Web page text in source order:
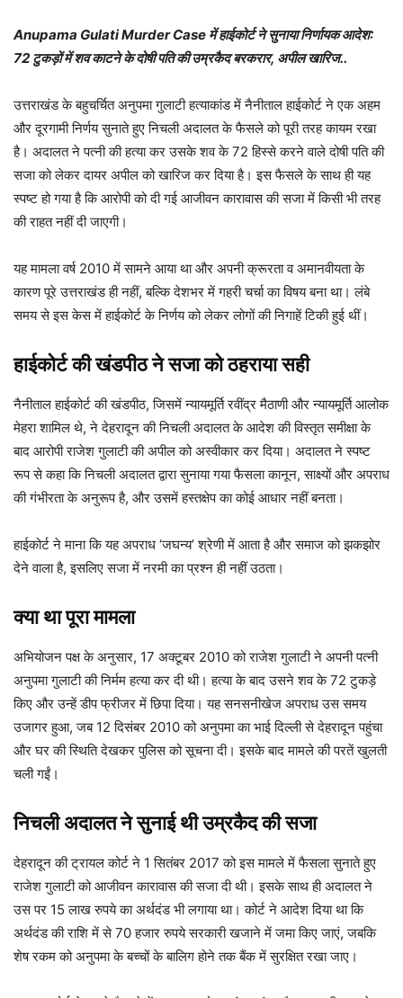
Anupama Gulati Murder Case में हाईकोर्ट ने सुनाया निर्णायक आदेश:
72 टुकड़ों में शव काटने के दोषी पति की उम्रकैद बरकरार, अपील खारिज..
उत्तराखंड के बहुचर्चित अनुपमा गुलाटी हत्याकांड में नैनीताल हाईकोर्ट ने एक अहम
और दूरगामी निर्णय सुनाते हुए निचली अदालत के फैसले को पूरी तरह कायम रखा
है। अदालत ने पत्नी की हत्या कर उसके शव के 72 हिस्से करने वाले दोषी पति की
सजा को लेकर दायर अपील को खारिज कर दिया है। इस फैसले के साथ ही यह
स्पष्ट हो गया है कि आरोपी को दी गई आजीवन कारावास की सजा में किसी भी तरह
की राहत नहीं दी जाएगी।
यह मामला वर्ष 2010 में सामने आया था और अपनी क्रूरता व अमानवीयता के
कारण पूरे उत्तराखंड ही नहीं, बल्कि देशभर में गहरी चर्चा का विषय बना था। लंबे
समय से इस केस में हाईकोर्ट के निर्णय को लेकर लोगों की निगाहें टिकी हुई थीं।
हाईकोर्ट की खंडपीठ ने सजा को ठहराया सही
नैनीताल हाईकोर्ट की खंडपीठ, जिसमें न्यायमूर्ति रवींद्र मैठाणी और न्यायमूर्ति आलोक
मेहरा शामिल थे, ने देहरादून की निचली अदालत के आदेश की विस्तृत समीक्षा के
बाद आरोपी राजेश गुलाटी की अपील को अस्वीकार कर दिया। अदालत ने स्पष्ट
रूप से कहा कि निचली अदालत द्वारा सुनाया गया फैसला कानून, साक्ष्यों और अपराध
की गंभीरता के अनुरूप है, और उसमें हस्तक्षेप का कोई आधार नहीं बनता।
हाईकोर्ट ने माना कि यह अपराध ‘जघन्य’ श्रेणी में आता है और समाज को झकझोर
देने वाला है, इसलिए सजा में नरमी का प्रश्न ही नहीं उठता।
क्या था पूरा मामला
अभियोजन पक्ष के अनुसार, 17 अक्टूबर 2010 को राजेश गुलाटी ने अपनी पत्नी
अनुपमा गुलाटी की निर्मम हत्या कर दी थी। हत्या के बाद उसने शव के 72 टुकड़े
किए और उन्हें डीप फ्रीजर में छिपा दिया। यह सनसनीखेज अपराध उस समय
उजागर हुआ, जब 12 दिसंबर 2010 को अनुपमा का भाई दिल्ली से देहरादून पहुंचा
और घर की स्थिति देखकर पुलिस को सूचना दी। इसके बाद मामले की परतें खुलती
चली गईं।
निचली अदालत ने सुनाई थी उम्रकैद की सजा
देहरादून की ट्रायल कोर्ट ने 1 सितंबर 2017 को इस मामले में फैसला सुनाते हुए
राजेश गुलाटी को आजीवन कारावास की सजा दी थी। इसके साथ ही अदालत ने
उस पर 15 लाख रुपये का अर्थदंड भी लगाया था। कोर्ट ने आदेश दिया था कि
अर्थदंड की राशि में से 70 हजार रुपये सरकारी खजाने में जमा किए जाएं, जबकि
शेष रकम को अनुपमा के बच्चों के बालिग होने तक बैंक में सुरक्षित रखा जाए।